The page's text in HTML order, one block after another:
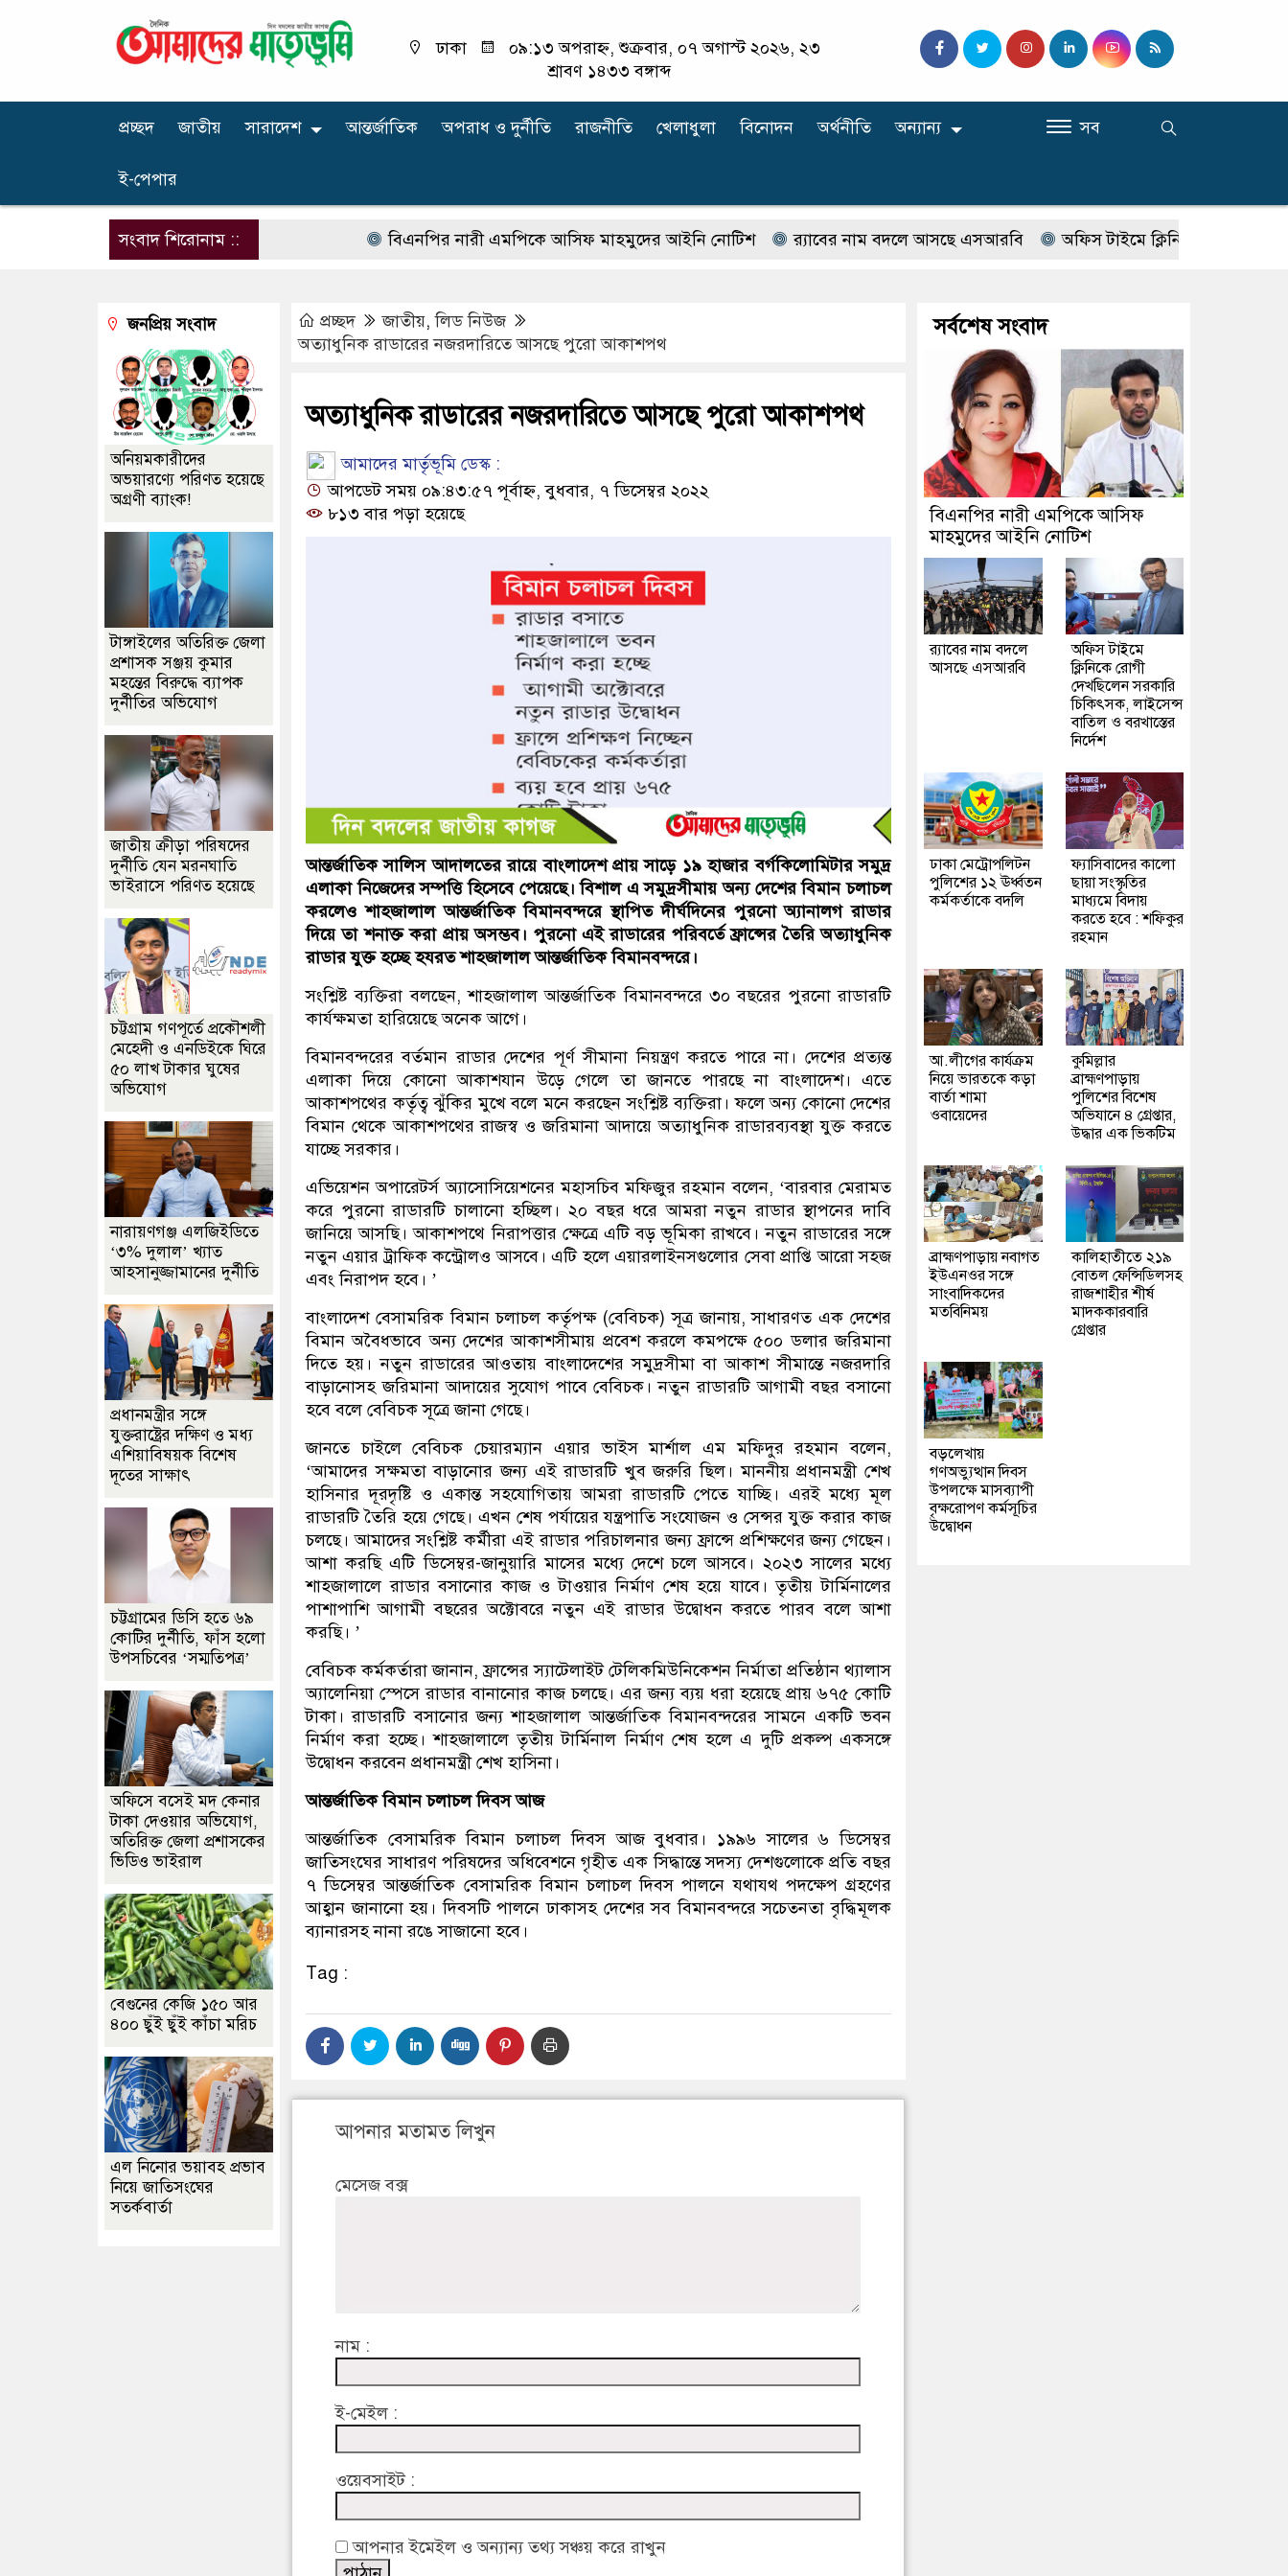
ঢাকা
০৯:১৩ অপরাহ্ন, শুক্রবার, ০৭ অগাস্ট ২০২৬, ২৩
শ্রাবণ ১৪৩৩ বঙ্গাব্দ
প্রচ্ছদ জাতীয় সারাদেশ আন্তর্জাতিক অপরাধ ‍ও দুর্নীতি রাজনীতি খেলাধুলা বিনোদন অর্থনীতি অন্যান্য
ই-পেপার
সব
সংবাদ শিরোনাম :: বিএনপির নারী এমপিকে আসিফ মাহমুদের আইনি নোটিশ র‍্যাবের নাম বদলে আসছে এসআরবি অফিস টাইমে ক্লিনিকে রোগী দেখছিলেন
প্রচ্ছদ জাতীয়,লিড নিউজ
অত্যাধুনিক রাডারের নজরদারিতে আসছে পুরো আকাশপথ
অত্যাধুনিক রাডারের নজরদারিতে আসছে পুরো আকাশপথ
আমাদের মার্তৃভূমি ডেস্ক :
আপডেট সময় ০৯:৪৩:৫৭ পূর্বাহ্ন, বুধবার, ৭ ডিসেম্বর ২০২২
৮১৩ বার পড়া হয়েছে
আন্তর্জাতিক সালিস আদালতের রায়ে বাংলাদেশ প্রায় সাড়ে ১৯ হাজার বর্গকিলোমিটার সমুদ্র
এলাকা নিজেদের সম্পত্তি হিসেবে পেয়েছে। বিশাল এ সমুদ্রসীমায় অন্য দেশের বিমান চলাচল
করলেও শাহজালাল আন্তর্জাতিক বিমানবন্দরে স্থাপিত দীর্ঘদিনের পুরনো অ্যানালগ রাডার
দিয়ে তা শনাক্ত করা প্রায় অসম্ভব। পুরনো এই রাডারের পরিবর্তে ফ্রান্সের তৈরি অত্যাধুনিক
রাডার যুক্ত হচ্ছে হযরত শাহজালাল আন্তর্জাতিক বিমানবন্দরে।
সংশ্লিষ্ট ব্যক্তিরা বলছেন, শাহজালাল আন্তর্জাতিক বিমানবন্দরে ৩০ বছরের পুরনো রাডারটি
কার্যক্ষমতা হারিয়েছে অনেক আগে।
বিমানবন্দরের বর্তমান রাডার দেশের পূর্ণ সীমানা নিয়ন্ত্রণ করতে পারে না। দেশের প্রত্যন্ত
এলাকা দিয়ে কোনো আকাশযান উড়ে গেলে তা জানতে পারছে না বাংলাদেশ। এতে
আকাশপথের কর্তৃত্ব ঝুঁকির মুখে বলে মনে করছেন সংশ্লিষ্ট ব্যক্তিরা। ফলে অন্য কোনো দেশের
বিমান থেকে আকাশপথের রাজস্ব ও জরিমানা আদায়ে অত্যাধুনিক রাডারব্যবস্থা যুক্ত করতে
যাচ্ছে সরকার।
এভিয়েশন অপারেটর্স অ্যাসোসিয়েশনের মহাসচিব মফিজুর রহমান বলেন, ‘বারবার মেরামত
করে পুরনো রাডারটি চালানো হচ্ছিল। ২০ বছর ধরে আমরা নতুন রাডার স্থাপনের দাবি
জানিয়ে আসছি। আকাশপথে নিরাপত্তার ক্ষেত্রে এটি বড় ভূমিকা রাখবে। নতুন রাডারের সঙ্গে
নতুন এয়ার ট্রাফিক কন্ট্রোলও আসবে। এটি হলে এয়ারলাইনসগুলোর সেবা প্রাপ্তি আরো সহজ
এবং নিরাপদ হবে। ’
বাংলাদেশ বেসামরিক বিমান চলাচল কর্তৃপক্ষ (বেবিচক) সূত্র জানায়, সাধারণত এক দেশের
বিমান অবৈধভাবে অন্য দেশের আকাশসীমায় প্রবেশ করলে কমপক্ষে ৫০০ ডলার জরিমানা
দিতে হয়। নতুন রাডারের আওতায় বাংলাদেশের সমুদ্রসীমা বা আকাশ সীমান্তে নজরদারি
বাড়ানোসহ জরিমানা আদায়ের সুযোগ পাবে বেবিচক। নতুন রাডারটি আগামী বছর বসানো
হবে বলে বেবিচক সূত্রে জানা গেছে।
জানতে চাইলে বেবিচক চেয়ারম্যান এয়ার ভাইস মার্শাল এম মফিদুর রহমান বলেন,
‘আমাদের সক্ষমতা বাড়ানোর জন্য এই রাডারটি খুব জরুরি ছিল। মাননীয় প্রধানমন্ত্রী শেখ
হাসিনার দূরদৃষ্টি ও একান্ত সহযোগিতায় আমরা রাডারটি পেতে যাচ্ছি। এরই মধ্যে মূল
রাডারটি তৈরি হয়ে গেছে। এখন শেষ পর্যায়ের যন্ত্রপাতি সংযোজন ও সেন্সর যুক্ত করার কাজ
চলছে। আমাদের সংশ্লিষ্ট কর্মীরা এই রাডার পরিচালনার জন্য ফ্রান্সে প্রশিক্ষণের জন্য গেছেন।
আশা করছি এটি ডিসেম্বর-জানুয়ারি মাসের মধ্যে দেশে চলে আসবে। ২০২৩ সালের মধ্যে
শাহজালালে রাডার বসানোর কাজ ও টাওয়ার নির্মাণ শেষ হয়ে যাবে। তৃতীয় টার্মিনালের
পাশাপাশি আগামী বছরের অক্টোবরে নতুন এই রাডার উদ্বোধন করতে পারব বলে আশা
করছি। ’
বেবিচক কর্মকর্তারা জানান, ফ্রান্সের স্যাটেলাইট টেলিকমিউনিকেশন নির্মাতা প্রতিষ্ঠান থ্যালাস
অ্যালেনিয়া স্পেসে রাডার বানানোর কাজ চলছে। এর জন্য ব্যয় ধরা হয়েছে প্রায় ৬৭৫ কোটি
টাকা। রাডারটি বসানোর জন্য শাহজালাল আন্তর্জাতিক বিমানবন্দরের সামনে একটি ভবন
নির্মাণ করা হচ্ছে। শাহজালালে তৃতীয় টার্মিনাল নির্মাণ শেষ হলে এ দুটি প্রকল্প একসঙ্গে
উদ্বোধন করবেন প্রধানমন্ত্রী শেখ হাসিনা।
আন্তর্জাতিক বিমান চলাচল দিবস আজ
আন্তর্জাতিক বেসামরিক বিমান চলাচল দিবস আজ বুধবার। ১৯৯৬ সালের ৬ ডিসেম্বর
জাতিসংঘের সাধারণ পরিষদের অধিবেশনে গৃহীত এক সিদ্ধান্তে সদস্য দেশগুলোকে প্রতি বছর
৭ ডিসেম্বর আন্তর্জাতিক বেসামরিক বিমান চলাচল দিবস পালনে যথাযথ পদক্ষেপ গ্রহণের
আহ্বান জানানো হয়। দিবসটি পালনে ঢাকাসহ দেশের সব বিমানবন্দরে সচেতনতা বৃদ্ধিমূলক
ব্যানারসহ নানা রঙে সাজানো হবে।
Tag :
আপনার মতামত লিখুন
মেসেজ বক্স
নাম :
ই-মেইল :
ওয়েবসাইট :
আপনার ইমেইল ও অন্যান্য তথ্য সঞ্চয় করে রাখুন
জনপ্রিয় সংবাদ
অনিয়মকারীদের
অভয়ারণ্যে পরিণত হয়েছে
অগ্রণী ব্যাংক!
টাঙ্গাইলের অতিরিক্ত জেলা
প্রশাসক সঞ্জয় কুমার
মহন্তের বিরুদ্ধে ব্যাপক
দুর্নীতির অভিযোগ
জাতীয় ক্রীড়া পরিষদের
দুর্নীতি যেন মরনঘাতি
ভাইরাসে পরিণত হয়েছে
চট্টগ্রাম গণপূর্তে প্রকৌশলী
মেহেদী ও এনডিইকে ঘিরে
৫০ লাখ টাকার ঘুষের
অভিযোগ
নারায়ণগঞ্জ এলজিইডিতে
‘৩% দুলাল’ খ্যাত
আহসানুজ্জামানের দুর্নীতি
প্রধানমন্ত্রীর সঙ্গে
যুক্তরাষ্ট্রের দক্ষিণ ও মধ্য
এশিয়াবিষয়ক বিশেষ
দূতের সাক্ষাৎ
চট্টগ্রামের ডিসি হতে ৬৯
কোটির দুর্নীতি, ফাঁস হলো
উপসচিবের ‘সম্মতিপত্র’
অফিসে বসেই মদ কেনার
টাকা দেওয়ার অভিযোগ,
অতিরিক্ত জেলা প্রশাসকের
ভিডিও ভাইরাল
বেগুনের কেজি ১৫০ আর
৪০০ ছুঁই ছুঁই কাঁচা মরিচ
এল নিনোর ভয়াবহ প্রভাব
নিয়ে জাতিসংঘের
সতর্কবার্তা
সর্বশেষ সংবাদ
বিএনপির নারী এমপিকে আসিফ
মাহমুদের আইনি নোটিশ
র‍্যাবের নাম বদলে
আসছে এসআরবি
অফিস টাইমে
ক্লিনিকে রোগী
দেখছিলেন সরকারি
চিকিৎসক, লাইসেন্স
বাতিল ও বরখাস্তের
নির্দেশ
ঢাকা মেট্রোপলিটন
পুলিশের ১২ ঊর্ধ্বতন
কর্মকর্তাকে বদলি
ফ্যাসিবাদের কালো
ছায়া সংস্কৃতির
মাধ্যমে বিদায়
করতে হবে : শফিকুর
রহমান
আ.লীগের কার্যক্রম
নিয়ে ভারতকে কড়া
বার্তা শামা
ওবায়েদের
কুমিল্লার
ব্রাহ্মণপাড়ায়
পুলিশের বিশেষ
অভিযানে ৪ গ্রেপ্তার,
উদ্ধার এক ভিকটিম
ব্রাহ্মণপাড়ায় নবাগত
ইউএনওর সঙ্গে
সাংবাদিকদের
মতবিনিময়
কালিহাতীতে ২১৯
বোতল ফেন্সিডিলসহ
রাজশাহীর শীর্ষ
মাদককারবারি
গ্রেপ্তার
বড়লেখায়
গণঅভ্যুত্থান দিবস
উপলক্ষে মাসব্যাপী
বৃক্ষরোপণ কর্মসূচির
উদ্বোধন